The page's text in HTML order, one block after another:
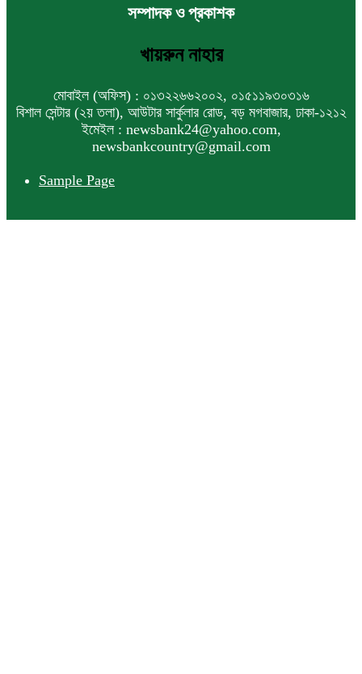
সম্পাদক ও প্রকাশক
খায়রুন নাহার
মোবাইল (অফিস) : ০১৩২২৬৬২০০২, ০১৫১১৯৩০৩১৬
বিশাল সেন্টার (২য় তলা), আউটার সার্কুলার রোড, বড় মগবাজার, ঢাকা-১২১২
ইমেইল : newsbank24@yahoo.com,
newsbankcountry@gmail.com
Sample Page